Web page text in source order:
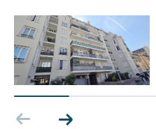
Surface